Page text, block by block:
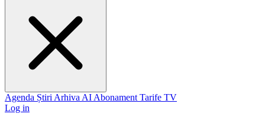
Agenda Știri Arhiva AI Abonament Tarife TV
Log in